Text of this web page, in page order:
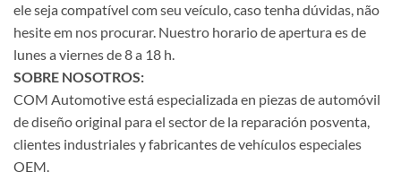
ele seja compatível com seu veículo, caso tenha dúvidas, não
hesite em nos procurar. Nuestro horario de apertura es de
lunes a viernes de 8 a 18 h.
SOBRE NOSOTROS:
COM Automotive está especializada en piezas de automóvil
de diseño original para el sector de la reparación posventa,
clientes industriales y fabricantes de vehículos especiales
OEM.